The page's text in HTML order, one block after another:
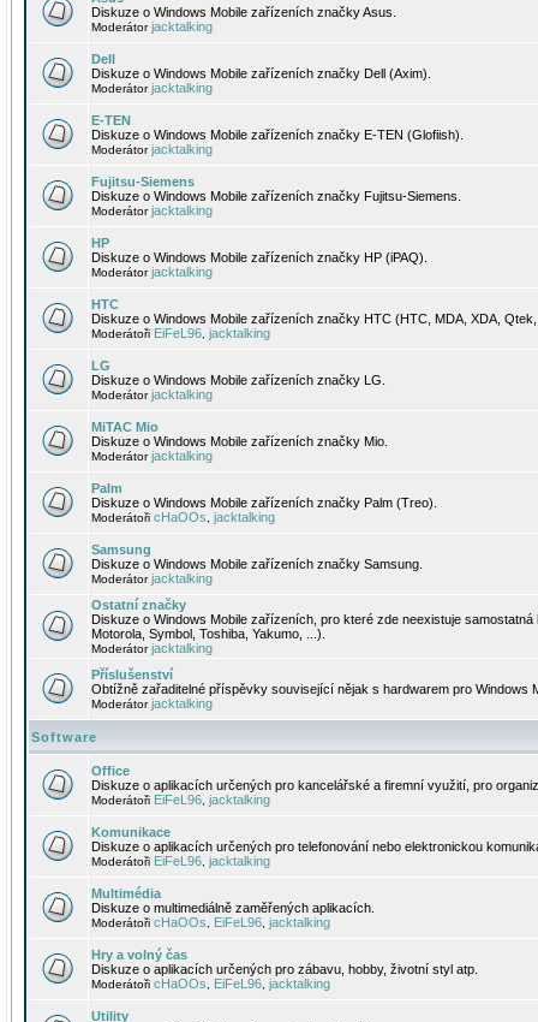
Diskuze o Windows Mobile zařízeních značky Asus.
Moderátorjacktalking
Dell
Diskuze o Windows Mobile zařízeních značky Dell (Axim).
Moderátorjacktalking
E-TEN
Diskuze o Windows Mobile zařízeních značky E-TEN (Glofiish).
Moderátorjacktalking
Fujitsu-Siemens
Diskuze o Windows Mobile zařízeních značky Fujitsu-Siemens.
Moderátorjacktalking
HP
Diskuze o Windows Mobile zařízeních značky HP (iPAQ).
Moderátorjacktalking
HTC
Diskuze o Windows Mobile zařízeních značky HTC (HTC, MDA, XDA,
Moderátoři EiFeL96 jacktalking
LG
Diskuze o Windows Mobile zařízeních značky LG.
Moderátorjacktalking
MiTAC Mio
Diskuze o Windows Mobile zařízeních značky Mio.
Moderátorjacktalking
Palm
Diskuze o Windows Mobile zařízeních značky Palm (Treo).
Moderátoři cHaOOs jacktalking
Samsung
Diskuze o Windows Mobile zařízeních značky Samsung.
Moderátorjacktalking
Ostatní značky
Diskuze o Windows Mobile zařízeních, pro které zde neexistuje
Motorola, Symbol, Toshiba, Yakumo, ...).
Moderátorjacktalking
Příslušenství
Obtížně zařaditelné příspěvky související nějak s hardwarem pro Windows
Moderátorjacktalking
Software
Office
Diskuze o aplikacích určených pro kancelářské a firemní využití, pro
Moderátoři EiFeL96 jacktalking
Komunikace
Diskuze o aplikacích určených pro telefonování nebo elektronickou
Moderátoři EiFeL96 jacktalking
Multimédia
Diskuze o multimediálně zaměřených aplikacích.
Moderátoři cHaOOs EiFeL96 jacktalking
Hry a volný čas
Diskuze o aplikacích určených pro zábavu, hobby, životní styl atp.
Moderátoři cHaOOs EiFeL96 jacktalking
Utility